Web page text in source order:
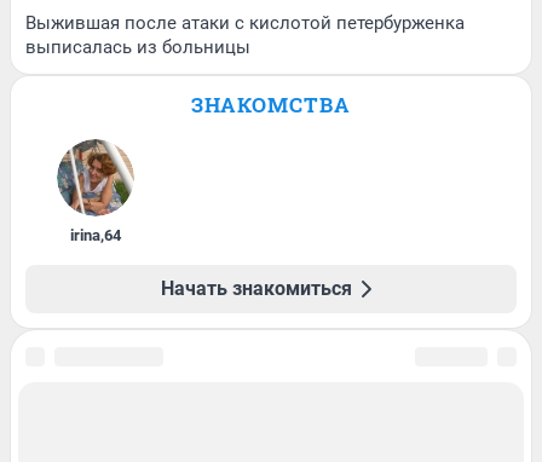
Выжившая после атаки с кислотой петербурженка
выписалась из больницы
ЗНАКОМСТВА
irina,64
Начать знакомиться